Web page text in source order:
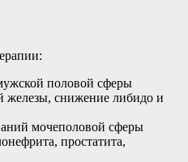
половой сферы
железы, снижение либидо и
мочеполовой сферы
простатита,